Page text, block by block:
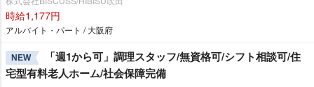
時給1,177円
アルバイト・パート / 大阪府
NEW
「週1から可」調理スタッフ/無資格可/シフト相談可/住
宅型有料老人ホーム/社会保障完備